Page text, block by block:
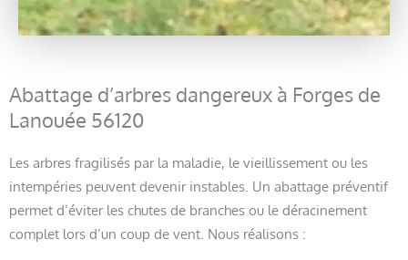
Abattage d’arbres dangereux à Forges de
Lanouée 56120
Les arbres fragilisés par la maladie, le vieillissement ou les
intempéries peuvent devenir instables. Un abattage préventif
permet d’éviter les chutes de branches ou le déracinement
complet lors d’un coup de vent. Nous réalisons :